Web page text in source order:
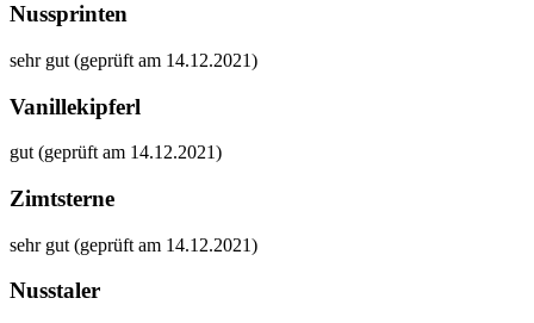
Nussprinten
sehr gut (geprüft am 14.12.2021)
Vanillekipferl
gut (geprüft am 14.12.2021)
Zimtsterne
sehr gut (geprüft am 14.12.2021)
Nusstaler